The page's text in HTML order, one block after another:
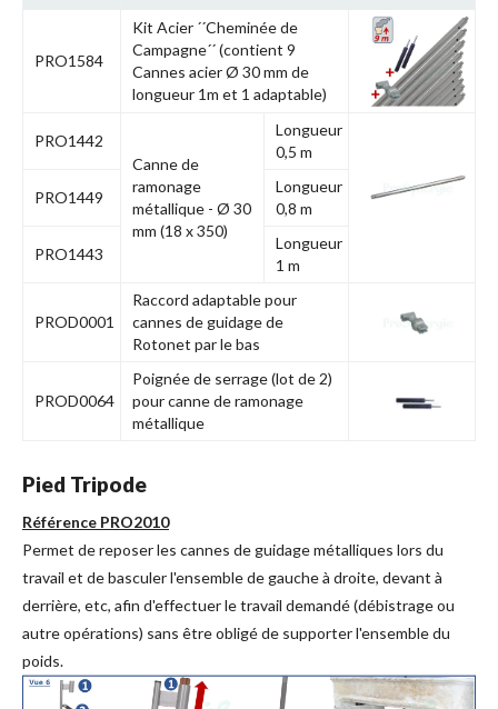
PRO1584
Kit Acier ´´Cheminée de
Campagne´´ (contient 9
Cannes acier Ø 30 mm de
longueur 1m et 1 adaptable)
PRO1442
Canne de
ramonage
métallique - Ø 30
mm (18 x 350)
Longueur
0,5 m
PRO1449
Longueur
0,8 m
PRO1443
Longueur
1 m
PROD0001
Raccord adaptable pour
cannes de guidage de
Rotonet par le bas
PROD0064
Poignée de serrage (lot de 2)
pour canne de ramonage
métallique
Pied Tripode
Référence PRO2010
Permet de reposer les cannes de guidage métalliques lors du
travail et de basculer l'ensemble de gauche à droite, devant à
derrière, etc, afin d'effectuer le travail demandé (débistrage ou
autre opérations) sans être obligé de supporter l'ensemble du
poids.